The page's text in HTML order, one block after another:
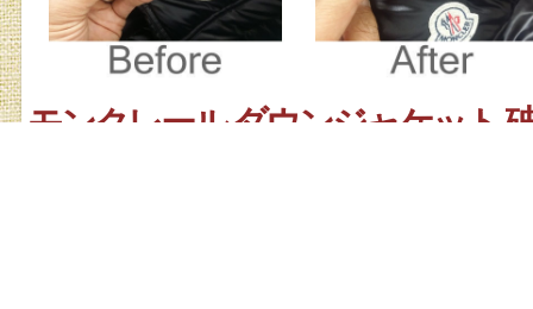
モンクレール ダウンジャケット